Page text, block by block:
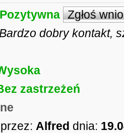
Pozytywna Zgłoś
Bardzo dobry kontakt,
zastrzeżeń
Alfred dnia: